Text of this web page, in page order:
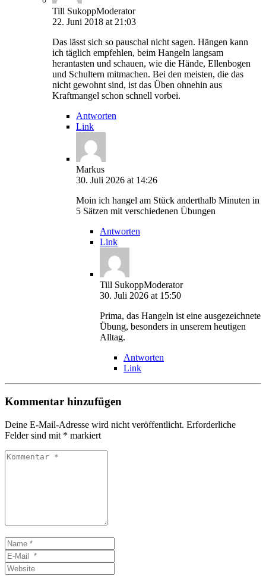
Till SukoppModerator
22. Juni 2018 at 21:03
Das lässt sich so pauschal nicht sagen. Hängen kann
ich täglich empfehlen, beim Hangeln langsam
herantasten und schauen, wie die Hände, Ellenbogen
und Schultern mitmachen. Bei den meisten, die das
nicht gewohnt sind, ist das Üben ohnehin aus
Kraftmangel schon schnell vorbei.
Antworten
Link
Markus
30. Juli 2026 at 14:26
Moin ich hangel am Stück anderthalb Minuten in
5 Sätzen mit verschiedenen Übungen
Antworten
Link
Till SukoppModerator
30. Juli 2026 at 15:50
Prima, das Hangeln ist eine ausgezeichnete
Übung, besonders in unserem heutigen
Alltag.
Antworten
Link
Kommentar hinzufügen
Deine E-Mail-Adresse wird nicht veröffentlicht. Erforderliche
Felder sind mit * markiert
Kommentar
Name
*E-
Mail
*
Website